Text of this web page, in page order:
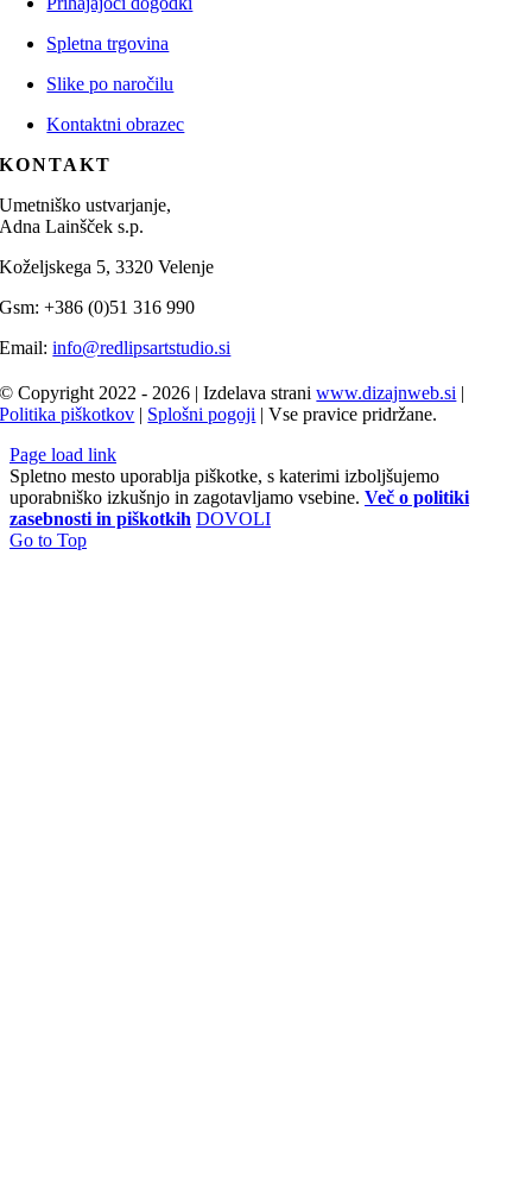
Spletna trgovina
Slike po naročilu
Kontaktni obrazec
KONTAKT
Umetniško ustvarjanje,
Adna Lainšček s.p.
Koželjskega 5, 3320 Velenje
Gsm: +386 (0)51 316 990
Email:info@redlipsartstudio.si
© Copyright 2022 - 2026 | Izdelava straniwww.dizajnweb.si |
Politika piškotkov | Splošni pogoji | Vse pravice pridržane.
Page load link
Spletno mesto uporablja piškotke, s katerimi izboljšujemo
uporabniško izkušnjo in zagotavljamo vsebine. Več o politiki
zasebnosti in piškotkih DOVOLI
Go to Top